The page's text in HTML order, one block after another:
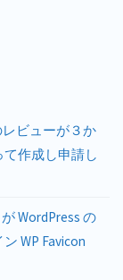
ビューが３か
作成し申請し
WordPress の
WP Favicon